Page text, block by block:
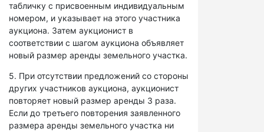
табличку с присвоенным индивидуальным
номером, и указывает на этого участника
аукциона. Затем аукционист в
соответствии с шагом аукциона объявляет
новый размер аренды земельного участка.
5. При отсутствии предложений со стороны
других участников аукциона, аукционист
повторяет новый размер аренды 3 раза.
Если до третьего повторения заявленного
размера аренды земельного участка ни